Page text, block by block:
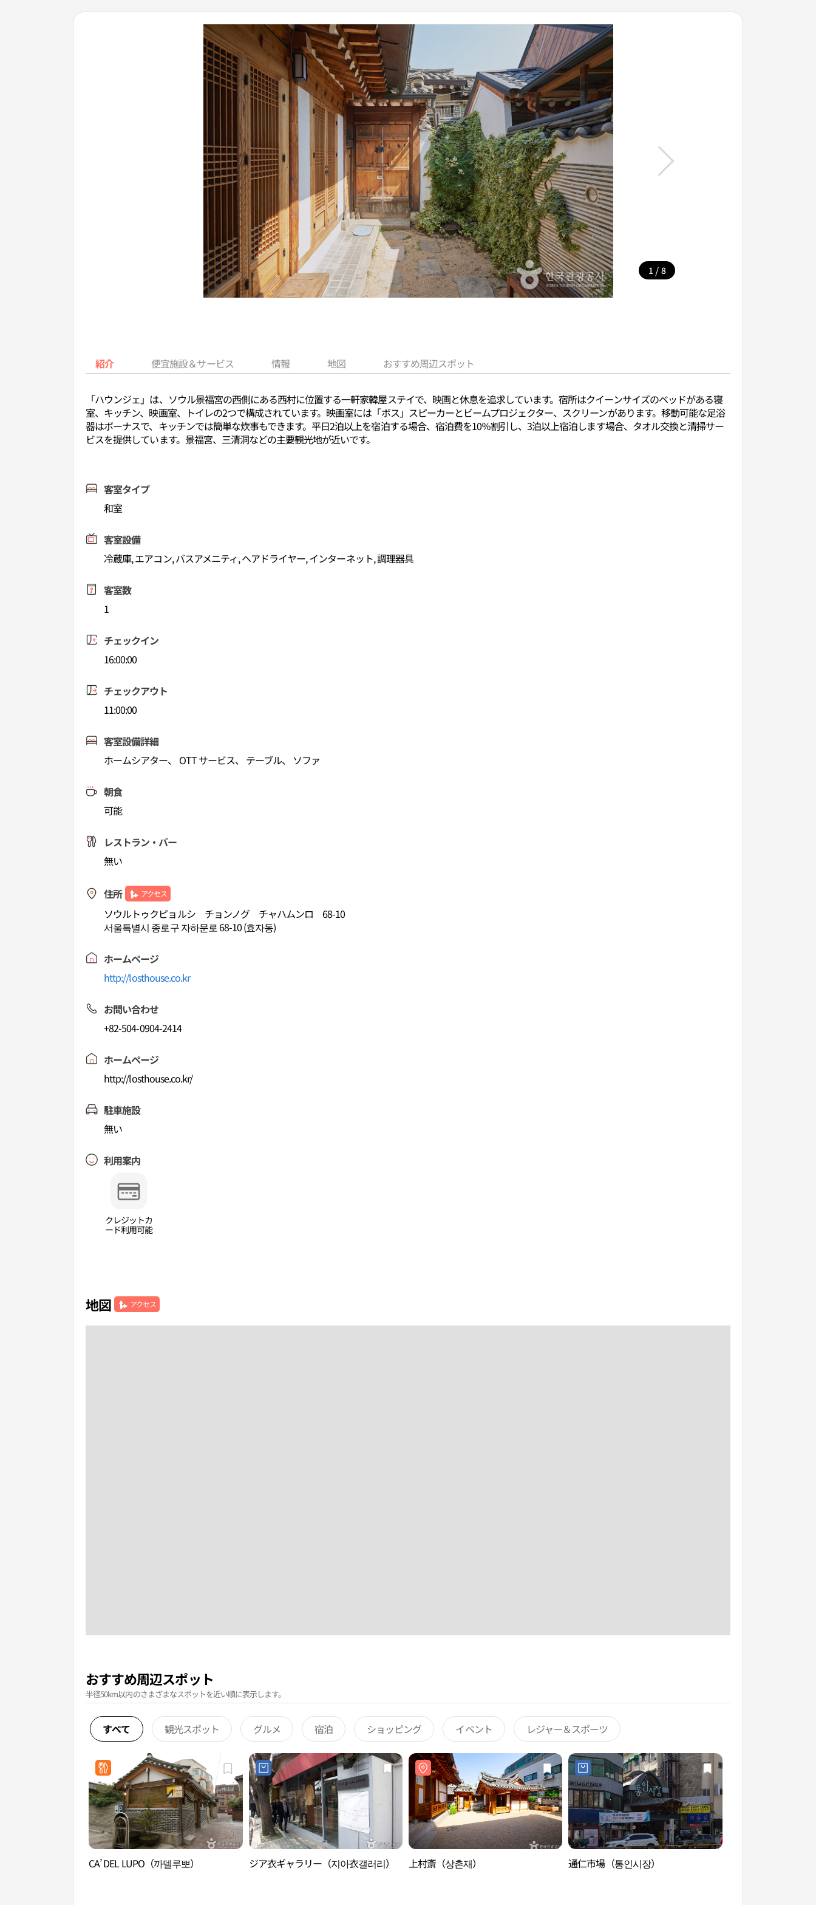
1 / 8
紹介 便宜施設＆サービス 情報 地図 おすすめ周辺スポット
「ハウンジェ」は、ソウル景福宮の西側にある西村に位置する一軒家韓屋ステイで、映画と休息を追求しています。宿所はクイーンサイズのベッドがある寝
室、キッチン、映画室、トイレの2つで構成されています。映画室には「ボス」スピーカーとビームプロジェクター、スクリーンがあります。移動可能な足浴
器はボーナスで、キッチンでは簡単な炊事もできます。平日2泊以上を宿泊する場合、宿泊費を10％割引し、3泊以上宿泊します場合、タオル交換と清掃サー
ビスを提供しています。景福宮、三清洞などの主要観光地が近いです。
客室タイプ
和室
客室設備
冷蔵庫, エアコン, バスアメニティ, ヘアドライヤー, インターネット, 調理器具
客室数
1
チェックイン
16:00:00
チェックアウト
11:00:00
客室設備詳細
ホームシアター、 OTT サービス、 テーブル、 ソファ
朝食
可能
レストラン・バー
無い
住所 アクセス
ソウルトゥクピョルシ チョンノグ チャハムンロ 68-10
서울특별시 종로구 자하문로 68-10 (효자동)
ホームページ
http://losthouse.co.kr
お問い合わせ
+82-504-0904-2414
ホームページ
http://losthouse.co.kr/
駐車施設
無い
利用案内
クレジットカ
ード利用可能
地図 アクセス
おすすめ周辺スポット
半径50km以内のさまざまなスポットを近い順に表示します。
すべて 観光スポット グルメ 宿泊 ショッピング イベント レジャー＆スポーツ
CA’ DEL LUPO（까델루뽀） ジア衣ギャラリー（지아衣갤러리） 上村斎（상촌재） 通仁市場（통인시장）